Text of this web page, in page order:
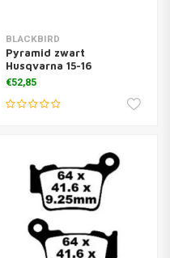
BLACKBIRD
Pyramid zwart
Husqvarna 15-16
€52,85